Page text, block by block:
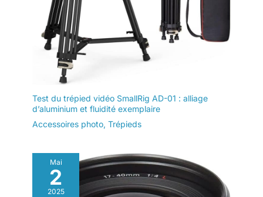
Test du trépied vidéo SmallRig AD-01 : alliage
d’aluminium et fluidité exemplaire
Accessoires photo, Trépieds
Mai
2
2025